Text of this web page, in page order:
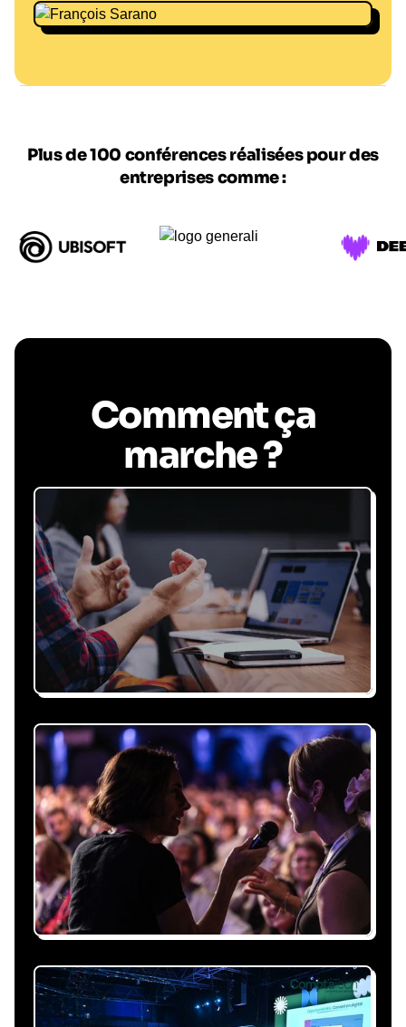
Plus de 100 conférences réalisées pour des
entreprises comme :
Comment ça
marche ?
Recevez une proposition
sous 24h
Expliquez-nous vos besoins, on vous répond
sous 24h avec une proposition
personnalisée, claire et adaptée à votre
événement et à vos contraintes.
Nous nous occupons de
tout